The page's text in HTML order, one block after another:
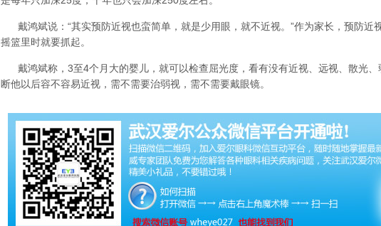
戴鸿斌说：“其实预防近视也蛮简单，就是少用眼，就不近视。”作为家长，预防近
摇篮里时就要抓起。
戴鸿斌称，3至4个月大的婴儿，就可以检查屈光度，看有没有近视、远视、散光、
断他以后容不容易近视，需不需要治弱视，需不需要戴眼镜。